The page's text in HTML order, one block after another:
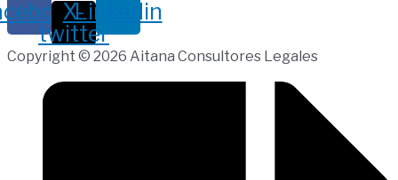
X-
twitter
Linkedin
Copyright © 2026 Aitana Consultores Legales